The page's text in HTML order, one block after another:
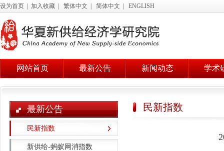
设为首页 加入收藏 繁体中文 简体中文 ENGLISH
网站首页 最新公告 新闻动态 学术
最新公告
民新指数
新供给-蚂蚁网消指数
民新指数